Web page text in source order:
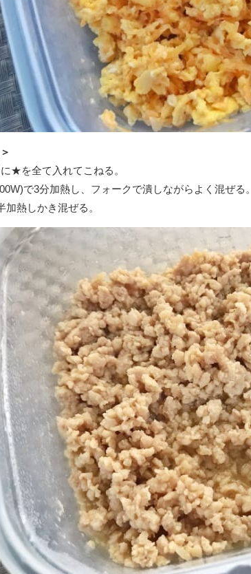
★を全て入れてこねる。
で3分加熱し、フォークで潰しながらよく混ぜる。
加熱しかき混ぜる。